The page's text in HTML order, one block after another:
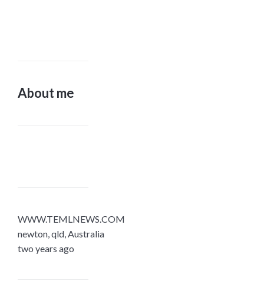
About me
WWW.TEMLNEWS.COM
newton, qld, Australia
two years ago